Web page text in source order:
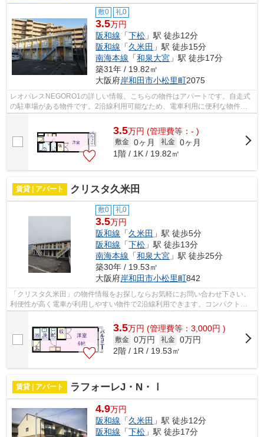
敷0 礼0
3.5万円
阪和線 「下松 」駅 徒歩12分
阪和線 「久米田 」駅 徒歩15分
南海本線 「和泉大宮 」駅 徒歩17分
築31年 / 19.82㎡
大阪府岸和田市小松里町2075
レオパレスNEGORO1の詳しい情報。こちらの物件はアパートです。自走式
の駐車場がある物件です。2沿線利用可能なため、電車利用に便利な物件で
3.5万円 (管理費等：- )
敷金 0ヶ月 礼金 0ヶ月
1階 / 1K / 19.82㎡
賃貸 | アパート クリスタ久米田
敷0 礼0
3.5万円
阪和線 「久米田 」駅 徒歩5分
阪和線 「下松 」駅 徒歩13分
南海本線 「和泉大宮 」駅 徒歩25分
築30年 / 19.53㎡
大阪府岸和田市小松里町842
「クリスタ久米田」の物件情報をお探しならお気軽にお問い合わせ下さい。
利便性が高く電車が利用しやすい物件で2沿線利用できます。コンパクトな
間取りで使い勝手のいいアパートになっ...
3.5万円 (管理費等：3,000円 )
敷金 0万円 礼金 0万円
2階 / 1R / 19.53㎡
賃貸 | アパート ラフォーレJ・N・Ⅰ
4.9万円
阪和線 「久米田 」駅 徒歩12分
阪和線 「下松 」駅 徒歩17分